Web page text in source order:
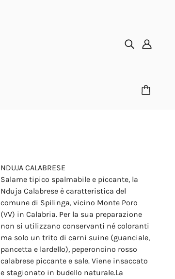
NDUJA CALABRESE
Salame tipico spalmabile e piccante, la
Nduja Calabrese è caratteristica del
comune di Spilinga, vicino Monte Poro
(VV) in Calabria. Per la sua preparazione
non si utilizzano conservanti né coloranti
ma solo un trito di carni suine (guanciale,
pancetta e lardello), peperoncino rosso
calabrese piccante e sale. Viene insaccato
e stagionato in budello naturale.La